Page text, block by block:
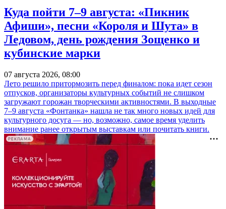
Куда пойти 7–9 августа: «Пикник
Афиши», песни «Короля и Шута» в
Ледовом, день рождения Зощенко и
кубинские марки
07 августа 2026, 08:00
Лето решило притормозить перед финалом: пока идет сезон
отпусков, организаторы культурных событий не слишком
загружают горожан творческими активностями. В выходные
7–9 августа «Фонтанка» нашла не так много новых идей для
культурного досуга — но, возможно, самое время уделить
внимание ранее открытым выставкам или почитать книги.
РЕКЛАМА